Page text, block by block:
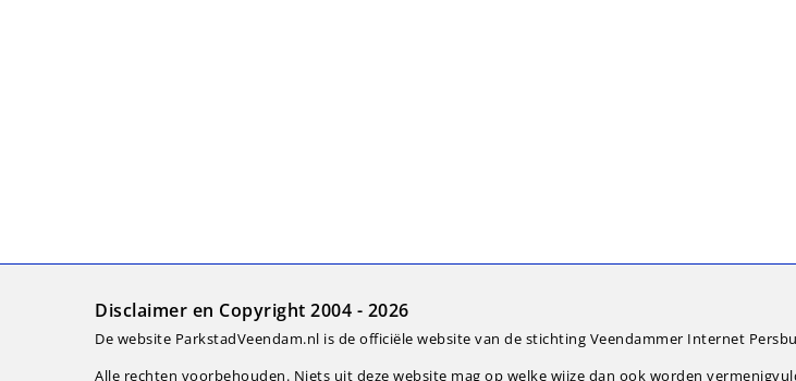
Disclaimer en Copyright 2004 - 2026
De website ParkstadVeendam.nl is de officiële website van de stichting Veendammer Internet
Alle rechten voorbehouden. Niets uit deze website mag op welke wijze dan ook worden